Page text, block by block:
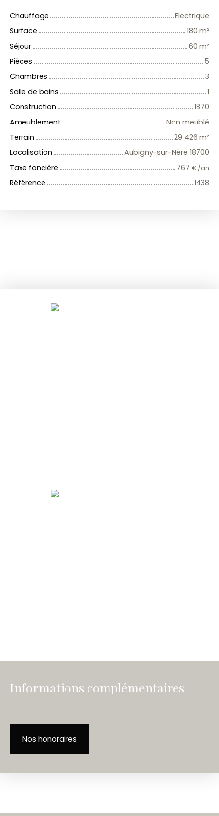
Chauffage
Electrique
Surface
180 m²
Séjour
60 m²
Pièces
5
Chambres
3
Salle de bains
1
Construction
1870
Ameublement
Non meublé
Terrain
29 426 m²
Localisation
Aubigny-sur-Nère 18700
Taxe foncière
767 € /an
Référence 1438
Informations complémentaires
Nos honoraires